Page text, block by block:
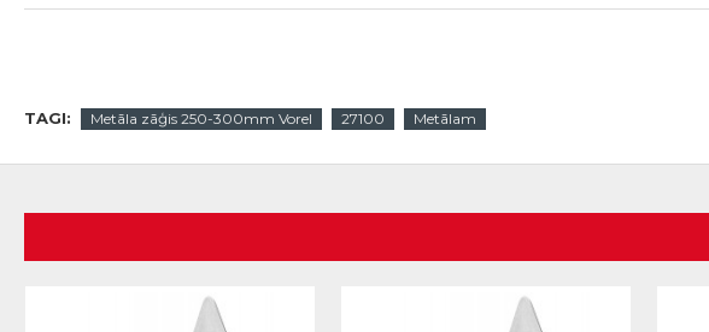
TAGI: Metāla zāģis 250-300mm Vorel 27100 Metālam